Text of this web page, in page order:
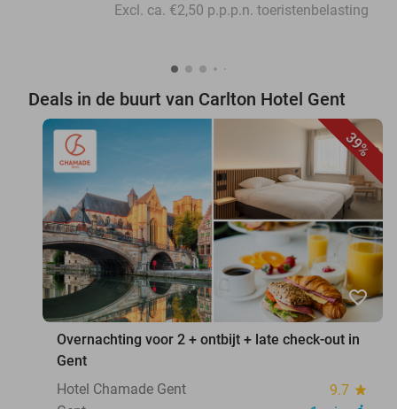
Excl. ca. €2,50 p.p.p.n. toeristenbelasting
Deals in de buurt van Carlton Hotel Gent
39%
favorite_border
Overnachting voor 2 + ontbijt + late check-out in
Gent
Hotel Chamade Gent
9.7 star